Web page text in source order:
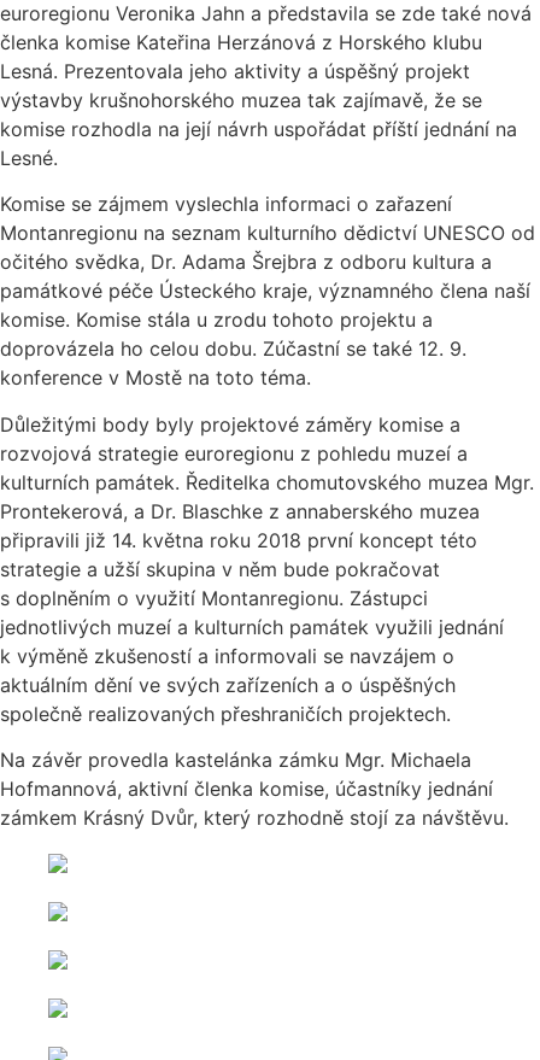
euroregionu Veronika Jahn a představila se zde také nová
členka komise Kateřina Herzánová z Horského klubu
Lesná. Prezentovala jeho aktivity a úspěšný projekt
výstavby krušnohorského muzea tak zajímavě, že se
komise rozhodla na její návrh uspořádat příští jednání na
Lesné.
Komise se zájmem vyslechla informaci o zařazení
Montanregionu na seznam kulturního dědictví UNESCO od
očitého svědka, Dr. Adama Šrejbra z odboru kultura a
památkové péče Ústeckého kraje, významného člena naší
komise. Komise stála u zrodu tohoto projektu a
doprovázela ho celou dobu. Zúčastní se také 12. 9.
konference v Mostě na toto téma.
Důležitými body byly projektové záměry komise a
rozvojová strategie euroregionu z pohledu muzeí a
kulturních památek. Ředitelka chomutovského muzea Mgr.
Prontekerová, a Dr. Blaschke z annaberského muzea
připravili již 14. května roku 2018 první koncept této
strategie a užší skupina v něm bude pokračovat
s doplněním o využití Montanregionu. Zástupci
jednotlivých muzeí a kulturních památek využili jednání
k výměně zkušeností a informovali se navzájem o
aktuálním dění ve svých zařízeních a o úspěšných
společně realizovaných přeshraničích projektech.
Na závěr provedla kastelánka zámku Mgr. Michaela
Hofmannová, aktivní členka komise, účastníky jednání
zámkem Krásný Dvůr, který rozhodně stojí za návštěvu.